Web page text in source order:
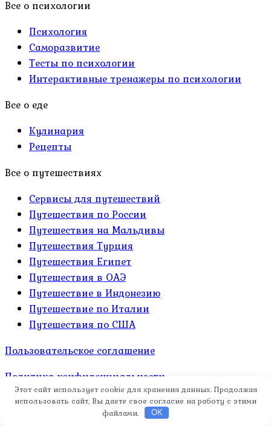
Все о психологии
Психология
Саморазвитие
Тесты по психологии
Интерактивные тренажеры по психологии
Все о еде
Кулинария
Рецепты
Все о путешествиях
Сервисы для путешествий
Путешествия по России
Путешествия на Мальдивы
Путешествия Турция
Путешествия Египет
Путешествия в ОАЭ
Путешествие в Индонезию
Путешествие по Италии
Путешествия по США
Пользовательское соглашение
Политика конфиденциальности
Карта сайта
Этот сайт использует cookie для хранения данных. Продолжая
использовать сайт, Вы даете свое согласие на работу с этими
файлами.
OK